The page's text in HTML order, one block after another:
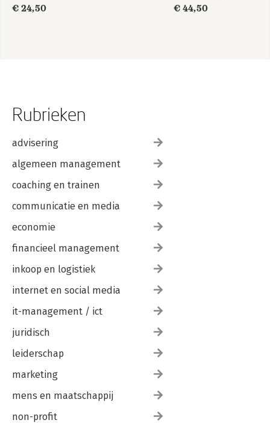
€ 24,50
€ 44,50
Rubrieken
advisering
algemeen management
coaching en trainen
communicatie en media
economie
financieel management
inkoop en logistiek
internet en social media
it-management / ict
juridisch
leiderschap
marketing
mens en maatschappij
non-profit